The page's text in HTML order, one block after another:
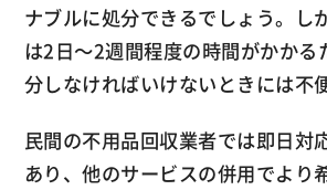
ナブルに処分できるでしょう。し
は2日～2週間程度の時間がかかる
分しなければいけないときには不
民間の不用品回収業者では即日対
あり、他のサービスの併用でより